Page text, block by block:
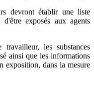
devront établir une liste
d'être exposés aux agents
les substances
ainsi que les informations
exposition, dans la mesure